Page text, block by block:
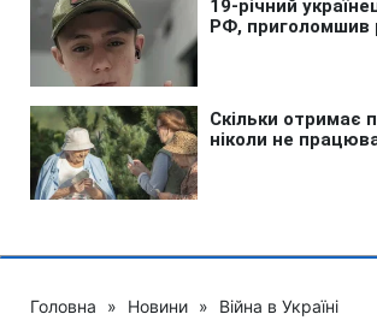
Головна » Новини » Війна в Україні